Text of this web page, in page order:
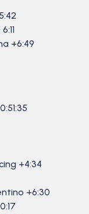
+6:49
+4:34
+6:30